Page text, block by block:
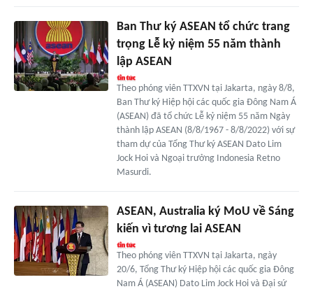
Ban Thư ký ASEAN tổ chức trang
trọng Lễ kỷ niệm 55 năm thành
lập ASEAN
Theo phóng viên TTXVN tại Jakarta, ngày 8/8,
Ban Thư ký Hiệp hội các quốc gia Đông Nam Á
(ASEAN) đã tổ chức Lễ kỷ niệm 55 năm Ngày
thành lập ASEAN (8/8/1967 - 8/8/2022) với sự
tham dự của Tổng Thư ký ASEAN Dato Lim
Jock Hoi và Ngoại trưởng Indonesia Retno
Masurdi.
ASEAN, Australia ký MoU về Sáng
kiến vì tương lai ASEAN
Theo phóng viên TTXVN tại Jakarta, ngày
20/6, Tổng Thư ký Hiệp hội các quốc gia Đông
Nam Á (ASEAN) Dato Lim Jock Hoi và Đại sứ